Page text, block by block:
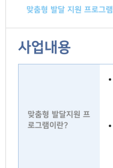
맞춤형 발달 지원 프로그램
사업내용